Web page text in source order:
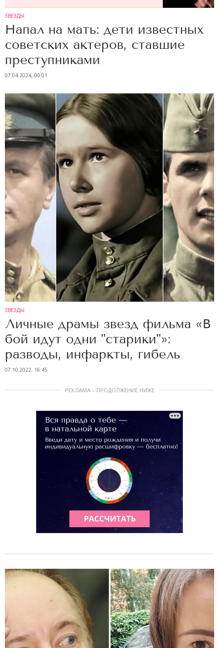
ЗВЕЗДЫ
Напал на мать: дети известных
советских актеров, ставшие
преступниками
07.04.2024, 00:01
ЗВЕЗДЫ
Личные драмы звезд фильма «В
бой идут одни "старики"»:
разводы, инфаркты, гибель
07.10.2022, 16:45
РЕКЛАМА – ПРОДОЛЖЕНИЕ НИЖЕ